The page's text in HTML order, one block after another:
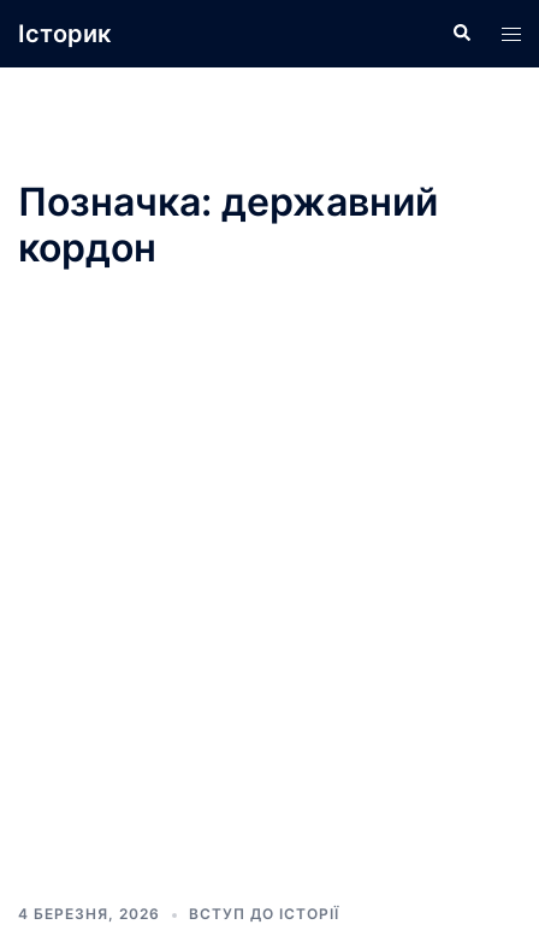
доІсторик Пошук
Позначка: державний
кордон
4 БЕРЕЗНЯ, 2026 ВСТУП ДО ІСТОРІЇ